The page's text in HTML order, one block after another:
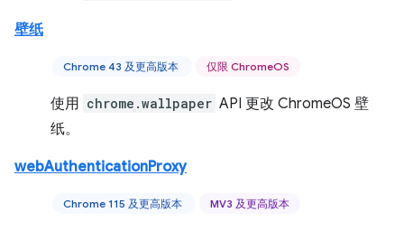
壁纸
Chrome 43 及更高版本 仅限 ChromeOS
使用 chrome.wallpaper API 更改 ChromeOS 壁
纸。
webAuthenticationProxy
Chrome 115 及更高版本 MV3 及更高版本